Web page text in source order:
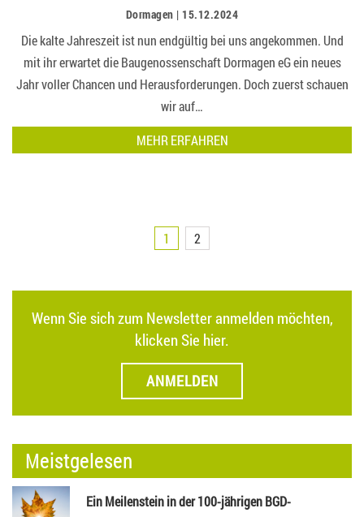
Dormagen | 15.12.2024
Die kalte Jahreszeit ist nun endgültig bei uns angekommen. Und
mit ihr erwartet die Baugenossenschaft Dormagen eG ein neues
Jahr voller Chancen und Herausforderungen. Doch zuerst schauen
wir auf…
MEHR ERFAHREN
1 2
Wenn Sie sich zum Newsletter anmelden möchten,
klicken Sie hier.
ANMELDEN
Meistgelesen
Ein Meilenstein in der 100-jährigen BGD-